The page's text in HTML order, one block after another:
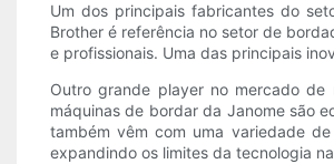
Um dos principais fabricantes do
Brother é referência no setor de
e profissionais. Uma das principais
Outro grande player no mercado
máquinas de bordar da Janome são
também vêm com uma variedade
expandindo os limites da tecnologia